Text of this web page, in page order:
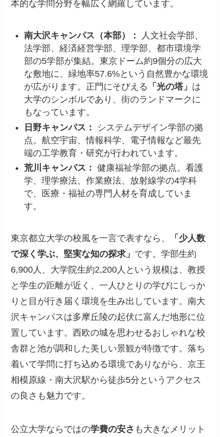
本的な学問分野を幅広く網羅しています。
南大沢キャンパス（本部）：
人文社会学部、
法学部、経済経営学部、理学部、都市環境学
部の5学部が集結。東京ドーム約9個分の広大
な敷地に、緑地率57.6%という自然豊かな環境
が広がります。正門にそびえる 「光の塔」 は
大学のシンボルであり、街のランドマークに
もなっています。
日野キャンパス：
システムデザイン学部の拠
点。航空宇宙、情報科学、電子情報など最先
端の工学教育・研究が行われています。
荒川キャンパス： 健康福祉学部の拠点。看護
学、理学療法、作業療法、放射線学の4学科
で、医療・福祉の専門人材を育成していま
す。
東京都立大学の校風を一言で表すなら、
「少人数
で深く学ぶ、堅実な知の探求」 です。学部生約
6,900人、大学院生約2,200人という規模は、教授
と学生の距離が近く、一人ひとりの学びにしっか
りと目が行き届く環境を生み出しています。南大
沢キャンパスは多摩丘陵の起伏に富んだ地形に位
置しています。西欧の城を思わせるおしゃれな校
舎群と池が調和した美しい景観が特徴です。落ち
着いて学問に打ち込める環境でありながら、京王
相模原線・南大沢駅から徒歩5分というアクセス
の良さも魅力です。
公立大学ならではの学費の安さ も大きなメリット